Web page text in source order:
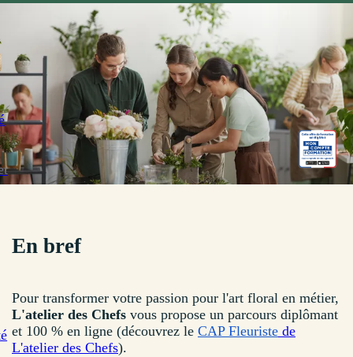
En bref
Pour transformer votre passion pour l'art floral en métier,
L'atelier des Chefs vous propose un parcours diplômant
et 100 % en ligne (découvrez le CAP Fleuriste de
L'atelier des Chefs).